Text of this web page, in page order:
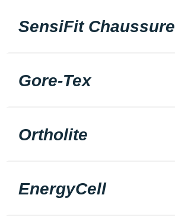
SensiFit Chaussure
Gore-Tex
Ortholite
EnergyCell